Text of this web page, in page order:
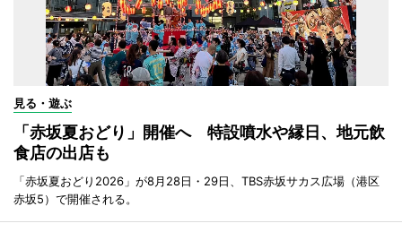
見る・遊ぶ
「赤坂夏おどり」開催へ 特設噴水や縁日、地元飲
食店の出店も
「赤坂夏おどり2026」が8月28日・29日、TBS赤坂サカス広場（港区
赤坂5）で開催される。